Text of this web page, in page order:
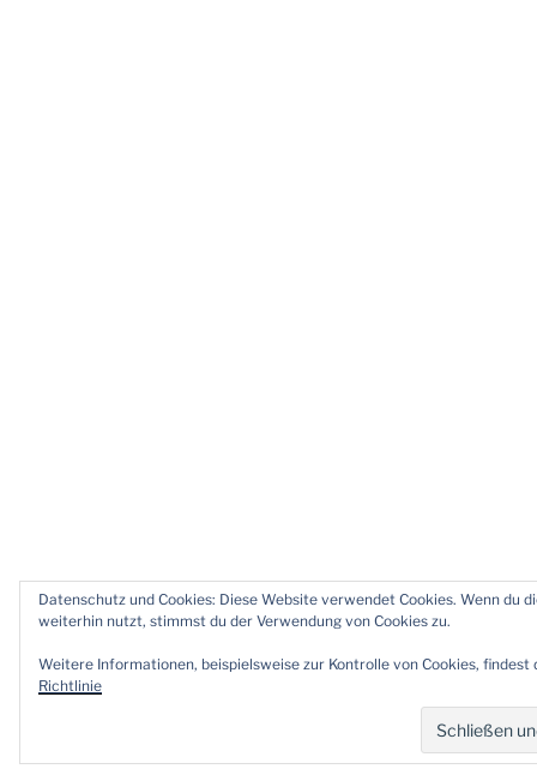
Datenschutz und Cookies: Diese Website verwendet Cookies. Wenn du
weiterhin nutzt, stimmst du der Verwendung von Cookies zu.
Weitere Informationen, beispielsweise zur Kontrolle von Cookies, findest
Richtlinie